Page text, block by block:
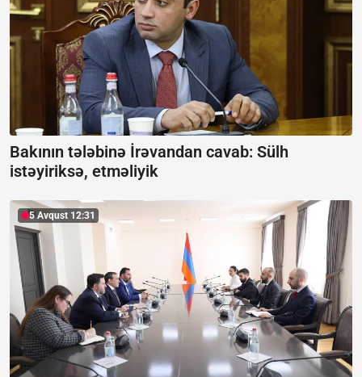
Bakının tələbinə İrəvandan cavab: Sülh
istəyiriksə, etməliyik
5 Avqust 12:31